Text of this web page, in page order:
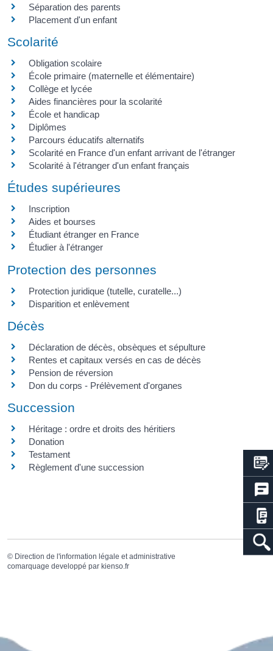
Séparation des parents
Placement d'un enfant
Scolarité
Obligation scolaire
École primaire (maternelle et élémentaire)
Collège et lycée
Aides financières pour la scolarité
École et handicap
Diplômes
Parcours éducatifs alternatifs
Scolarité en France d'un enfant arrivant de l'étranger
Scolarité à l'étranger d'un enfant français
Études supérieures
Inscription
Aides et bourses
Étudiant étranger en France
Étudier à l'étranger
Protection des personnes
Protection juridique (tutelle, curatelle...)
Disparition et enlèvement
Décès
Déclaration de décès, obsèques et sépulture
Rentes et capitaux versés en cas de décès
Pension de réversion
Don du corps - Prélèvement d'organes
Succession
Héritage : ordre et droits des héritiers
Donation
Testament
Règlement d'une succession
© Direction de l'information légale et administrative
comarquage developpé par kienso.fr